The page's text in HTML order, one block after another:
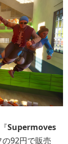
Supermoves
92円で販売